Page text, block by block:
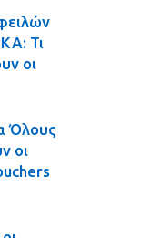
Τι
οι
Όλους
οι